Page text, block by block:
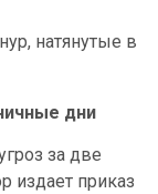
натянутые в
дни
за две
издает приказ